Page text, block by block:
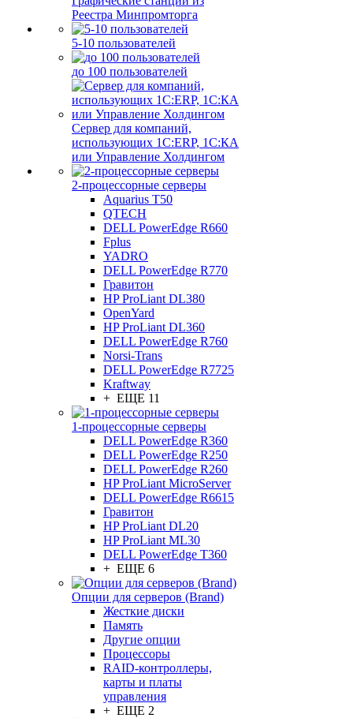
Реестра Минпромторга
5-10 пользователей
до 100 пользователей
Сервер для компаний,
использующих 1C:ERP, 1С:КА
или Управление Холдингом
2-процессорные серверы
Aquarius T50
QTECH
DELL PowerEdge R660
Fplus
YADRO
DELL PowerEdge R770
Гравитон
HP ProLiant DL380
OpenYard
HP ProLiant DL360
DELL PowerEdge R760
Norsi-Trans
DELL PowerEdge R7725
Kraftway
+ ЕЩЕ 11
1-процессорные серверы
DELL PowerEdge R360
DELL PowerEdge R250
DELL PowerEdge R260
HP ProLiant MicroServer
DELL PowerEdge R6615
Гравитон
HP ProLiant DL20
HP ProLiant ML30
DELL PowerEdge T360
+ ЕЩЕ 6
Опции для серверов (Brand)
Жесткие диски
Память
Другие опции
Процессоры
RAID-контроллеры,
карты и платы
управления
+ ЕЩЕ 2